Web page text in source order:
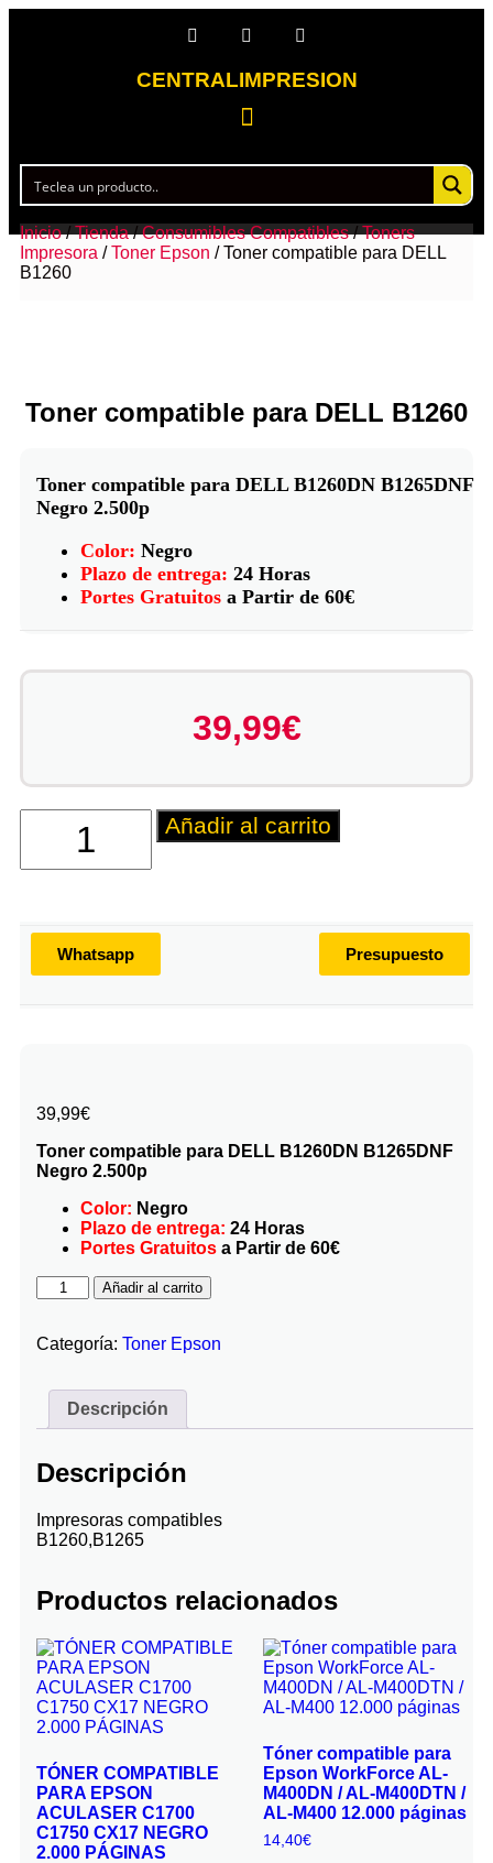
CENTRALIMPRESION
Inicio/Tienda/Consumibles Compatibles/Toners
Impresora /Toner Epson / Toner compatible para DELL
B1260
Toner compatible para DELL B1260
Toner compatible para DELL B1260DN B1265DNF
Negro 2.500p
Color: Negro
Plazo de entrega: 24 Horas
Portes Gratuitos a Partir de 60€
39,99€
Añadir al carrito
Whatsapp Presupuesto
39,99€
Toner compatible para DELL B1260DN B1265DNF
Negro 2.500p
Color: Negro
Plazo de entrega: 24 Horas
Portes Gratuitos a Partir de 60€
Añadir al carrito
Categoría: Toner Epson
Descripción
Descripción
Impresoras compatibles
B1260,B1265
Productos relacionados
TÓNER COMPATIBLE
PARA EPSON
ACULASER C1700
C1750 CX17 NEGRO
2.000 PÁGINAS
Tóner compatible para
Epson WorkForce AL-
M400DN / AL-M400DTN /
AL-M400 12.000 páginas
14,40€